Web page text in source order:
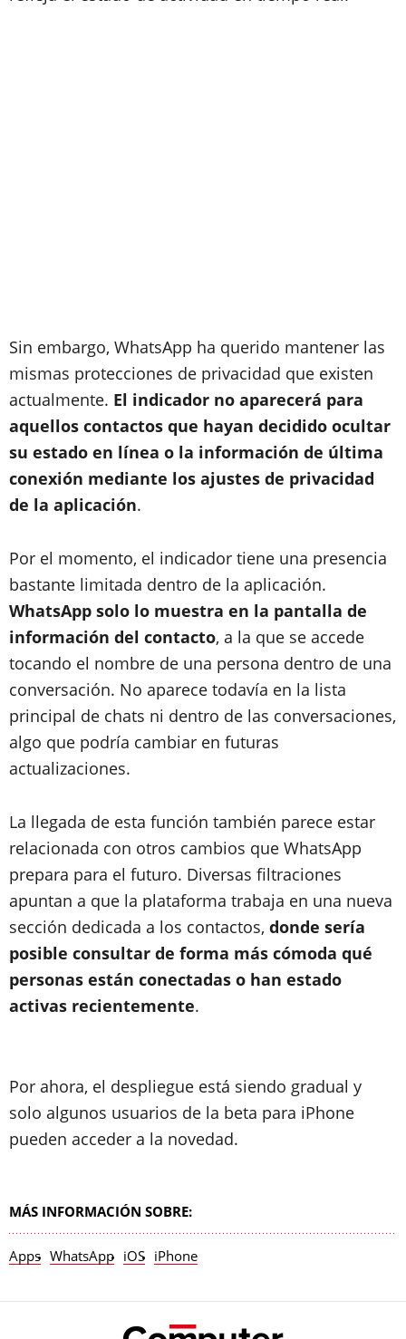
Sin embargo, WhatsApp ha querido mantener las
mismas protecciones de privacidad que existen
actualmente. El indicador no aparecerá para
aquellos contactos que hayan decidido ocultar
su estado en línea o la información de última
conexión mediante los ajustes de privacidad
de la aplicación.
Por el momento, el indicador tiene una presencia
bastante limitada dentro de la aplicación.
WhatsApp solo lo muestra en la pantalla de
información del contacto, a la que se accede
tocando el nombre de una persona dentro de una
conversación. No aparece todavía en la lista
principal de chats ni dentro de las conversaciones,
algo que podría cambiar en futuras
actualizaciones.
La llegada de esta función también parece estar
relacionada con otros cambios que WhatsApp
prepara para el futuro. Diversas filtraciones
apuntan a que la plataforma trabaja en una nueva
sección dedicada a los contactos, donde sería
posible consultar de forma más cómoda qué
personas están conectadas o han estado
activas recientemente.
Por ahora, el despliegue está siendo gradual y
solo algunos usuarios de la beta para iPhone
pueden acceder a la novedad.
MÁS INFORMACIÓN SOBRE:
Apps WhatsApp iOS iPhone